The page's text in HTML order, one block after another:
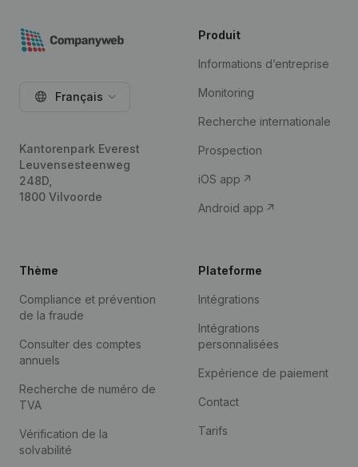
Français
Kantorenpark Everest
Leuvensesteenweg
248D,
1800 Vilvoorde
Produit
Informations d’entreprise
Monitoring
Recherche internationale
Prospection
iOS app
Android app
Thème
Compliance et prévention
de la fraude
Consulter des comptes
annuels
Recherche de numéro de
TVA
Vérification de la
solvabilité
Plateforme
Intégrations
Intégrations
personnalisées
Expérience de paiement
Contact
Tarifs